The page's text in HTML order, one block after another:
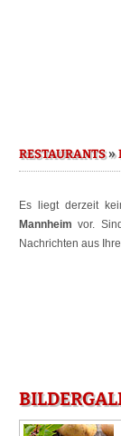
RESTAURANTS»
Es liegt derzeit
Mannheim vor.
Nachrichten aus